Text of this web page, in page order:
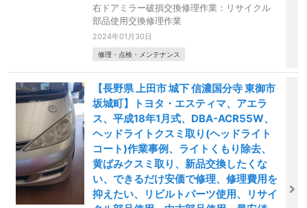
右ドアミラー破損交換修理作業：リサイクル
部品使用交換修理作業
2024年01月30日
修理・点検・メンテナンス
【長野県 上田市 城下 信濃国分寺 東御市
坂城町】トヨタ・エスティマ、アエラ
ス、平成18年1月式、DBA-ACR55W、
ヘッドライトクスミ取り(ヘッドライト
コート)作業事例、ライトくもり除去、
黄ばみクスミ取り、新品交換したくな
い、できるだけ安価で修理、修理費用を
抑えたい、リビルトパーツ使用、リサイ